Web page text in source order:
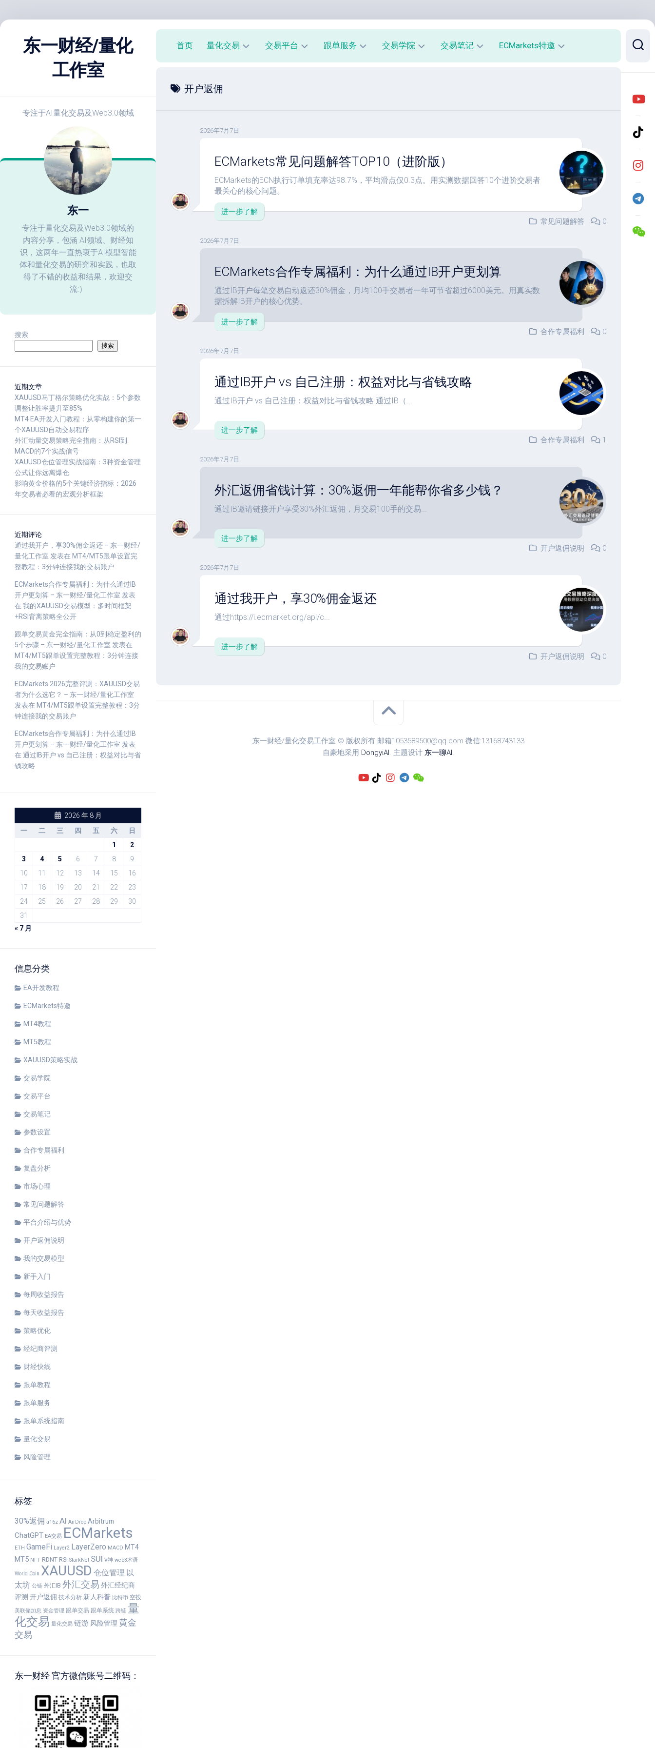
跳
东一财经/量化
工作室
专注于AI量化交易及Web3.0领域
东一
专注于量化交易及Web3.0领域的
内容分享，包涵 AI领域、财经知
识，这两年一直热衷于AI模型智能
体和量化交易的研究和实践，也取
得了不错的收益和结果，欢迎交
流:）
搜索
搜索
近期文章
XAUUSD马丁格尔策略优化实战：5个参数
调整让胜率提升至85%
MT4 EA开发入门教程：从零构建你的第一
个XAUUSD自动交易程序
外汇动量交易策略完全指南：从RSI到
MACD的7个实战信号
XAUUSD仓位管理实战指南：3种资金管理
公式让你远离爆仓
影响黄金价格的5个关键经济指标：2026
年交易者必看的宏观分析框架
近期评论
通过我开户，享30%佣金返还 – 东一财经/
量化工作室 发表在 MT4/MT5跟单设置完
整教程：3分钟连接我的交易账户
ECMarkets合作专属福利：为什么通过IB
开户更划算 – 东一财经/量化工作室 发表
在 我的XAUUSD交易模型：多时间框架
+RSI背离策略全公开
跟单交易黄金完全指南：从0到稳定盈利的
5个步骤 – 东一财经/量化工作室 发表在
MT4/MT5跟单设置完整教程：3分钟连接
我的交易账户
ECMarkets 2026完整评测：XAUUSD交易
者为什么选它？ – 东一财经/量化工作室
发表在 MT4/MT5跟单设置完整教程：3分
钟连接我的交易账户
ECMarkets合作专属福利：为什么通过IB
开户更划算 – 东一财经/量化工作室 发表
在 通过IB开户 vs 自己注册：权益对比与省
钱攻略
2026 年 8 月
一
二 三 四 五 六
日
1
2
3
4 5 6 7 8
9
10
11 12 13 14 15
16
17
18 19 20 21 22
23
24
25 26 27 28 29
30
31
« 7 月
信息分类
EA开发教程
ECMarkets特邀
MT4教程
MT5教程
XAUUSD策略实战
交易学院
交易平台
交易笔记
参数设置
合作专属福利
复盘分析
市场心理
常见问题解答
平台介绍与优势
开户返佣说明
我的交易模型
新手入门
每周收益报告
每天收益报告
策略优化
经纪商评测
财经快线
跟单教程
跟单服务
跟单系统指南
量化交易
风险管理
标签
30%返佣 a16z AI AirDrop Arbitrum
ChatGPT EA交易 ECMarkets
ETH GameFi Layer2 LayerZero MACD MT4
MT5 NFT RDNT RSI StarkNet SUI V神 web3术语
World Coin XAUUSD 仓位管理 以
太坊 公链 外汇IB 外汇交易 外汇经纪商
评测 开户返佣 技术分析 新人科普 比特币 空投
美联储加息 资金管理 跟单交易 跟单系统 跨链 量
化交易 量化交易 链游 风险管理 黄金
交易
东一财经 官方微信账号二维码：
首页 量化交易
策
发
教
程
策
略
回
数
据
分
析
交易平台
经
纪
商
评
测
跟单服务
单
系
统
参
数
设
置
交易学院
理
市
交易笔记
益
录
复
盘
ECMarkets特邀
返
常
题
开户返佣
2026年7月7日
ECMarkets常见问题解答TOP10（进阶版）
ECMarkets的ECN执行订单填充率达98.7%，平均滑点仅0.3点。用实测数据回答10个进阶交易者
最关心的核心问题。
进一步了解
常见问题解答
0
2026年7月7日
ECMarkets合作专属福利：为什么通过IB开户更划算
通过IB开户每笔交易自动返还30%佣金，月均100手交易者一年可节省超过6000美元。用真实数
据拆解IB开户的核心优势。
进一步了解
合作专属福利
0
2026年7月7日
通过IB开户 vs 自己注册：权益对比与省钱攻略
通过IB开户 vs 自己注册：权益对比与省钱攻略 通过IB（...
进一步了解
合作专属福利
1
2026年7月7日
外汇返佣省钱计算：30%返佣一年能帮你省多少钱？
通过IB邀请链接开户享受30%外汇返佣，月交易100手的交易...
进一步了解
开户返佣说明
0
2026年7月7日
通过我开户，享30%佣金返还
通过https://i.ecmarket.org/api/c...
进一步了解
开户返佣说明
0
东一财经/量化交易工作室 © 版权所有 邮箱1053589500@qq.com 微信:13168743133
自豪地采用 DongyiAI. 主题设计 东一聊AI.